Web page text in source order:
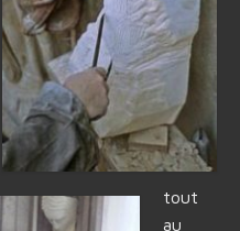
tout
au